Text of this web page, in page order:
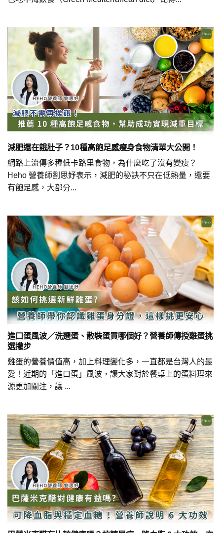
減肥還在餓肚子？10種高飽足感瘦身食物清單大公開！
網路上流傳多種低卡路里食物，為什麼吃了沒有變瘦？
Heho 營養師劉思妤表示，減肥的秘訣不只在低熱量，還要
有飽足感，大部分...
進口蛋風波／洗選蛋、散裝蛋買哪個好？營養師傳授雞蛋挑
選撇步
雞蛋的營養價值高，加上料理變化多，一直都是台灣人的最
愛！近期的「進口蛋」風波，讓大家對於餐桌上的蛋料理來
源更加關注，讓 ...